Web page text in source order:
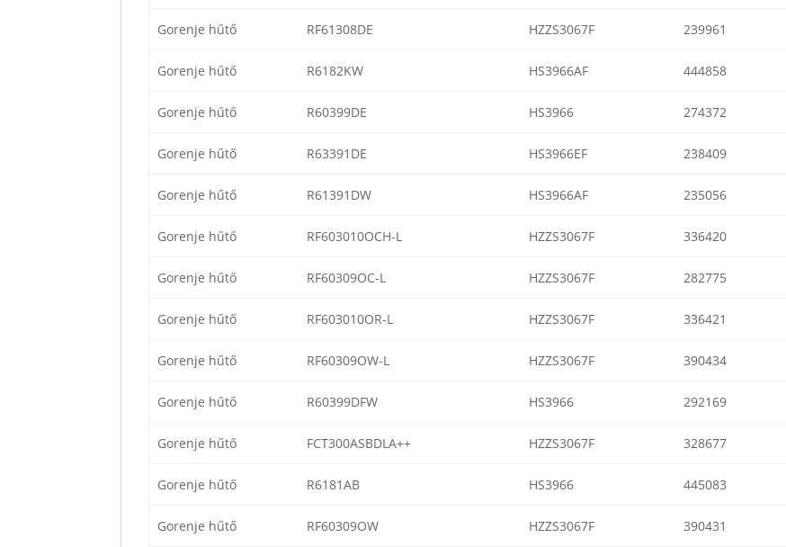
Gorenje hűtő RF61308DE HZZS3067F 239961
Gorenje hűtő R6182KW HS3966AF 444858
Gorenje hűtő R60399DE HS3966 274372
Gorenje hűtő R63391DE HS3966EF 238409
Gorenje hűtő R61391DW HS3966AF 235056
Gorenje hűtő RF603010OCH-L HZZS3067F 336420
Gorenje hűtő RF60309OC-L HZZS3067F 282775
Gorenje hűtő RF603010OR-L HZZS3067F 336421
Gorenje hűtő RF60309OW-L HZZS3067F 390434
Gorenje hűtő R60399DFW HS3966 292169
Gorenje hűtő FCT300ASBDLA++ HZZS3067F 328677
Gorenje hűtő R6181AB HS3966 445083
Gorenje hűtő RF60309OW HZZS3067F 390431